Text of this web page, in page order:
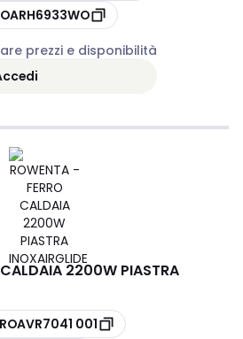
prezzi e disponibilità
CALDAIA 2200W PIASTRA
COROAVR7041 001